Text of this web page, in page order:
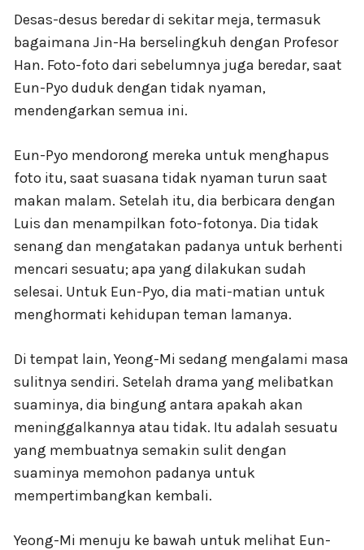
Desas-desus beredar di sekitar meja, termasuk
bagaimana Jin-Ha berselingkuh dengan Profesor
Han. Foto-foto dari sebelumnya juga beredar, saat
Eun-Pyo duduk dengan tidak nyaman,
mendengarkan semua ini.
Eun-Pyo mendorong mereka untuk menghapus
foto itu, saat suasana tidak nyaman turun saat
makan malam. Setelah itu, dia berbicara dengan
Luis dan menampilkan foto-fotonya. Dia tidak
senang dan mengatakan padanya untuk berhenti
mencari sesuatu; apa yang dilakukan sudah
selesai. Untuk Eun-Pyo, dia mati-matian untuk
menghormati kehidupan teman lamanya.
Di tempat lain, Yeong-Mi sedang mengalami masa
sulitnya sendiri. Setelah drama yang melibatkan
suaminya, dia bingung antara apakah akan
meninggalkannya atau tidak. Itu adalah sesuatu
yang membuatnya semakin sulit dengan
suaminya memohon padanya untuk
mempertimbangkan kembali.
Yeong-Mi menuju ke bawah untuk melihat Eun-